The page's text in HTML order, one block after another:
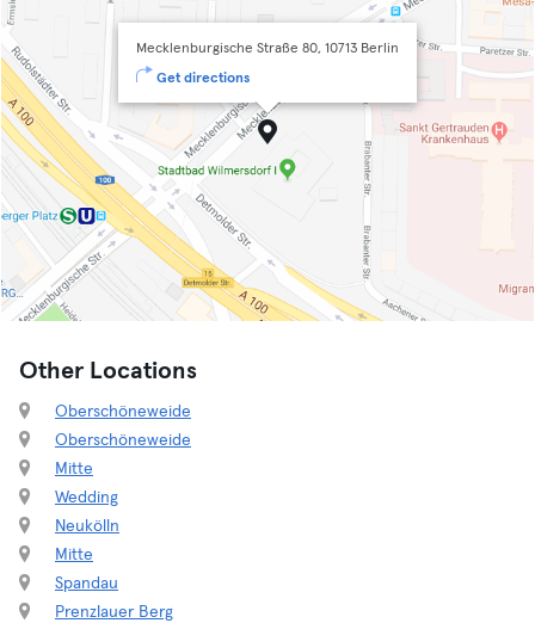
Mecklenburgische Straße 80, 10713 Berlin
Get directions
Other Locations
Oberschöneweide
Oberschöneweide
Mitte
Wedding
Neukölln
Mitte
Spandau
Prenzlauer Berg